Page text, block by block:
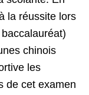
la réussite lors
chinois
les
de cet examen